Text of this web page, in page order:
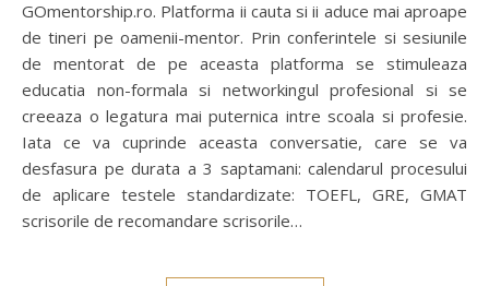
GOmentorship.ro. Platforma ii cauta si ii aduce mai aproape
de tineri pe oamenii-mentor. Prin conferintele si sesiunile
de mentorat de pe aceasta platforma se stimuleaza
educatia non-formala si networkingul profesional si se
creeaza o legatura mai puternica intre scoala si profesie.
Iata ce va cuprinde aceasta conversatie, care se va
desfasura pe durata a 3 saptamani: calendarul procesului
de aplicare testele standardizate: TOEFL, GRE, GMAT
scrisorile de recomandare scrisorile…